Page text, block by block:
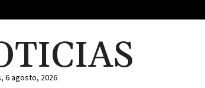
6 agosto, 2026